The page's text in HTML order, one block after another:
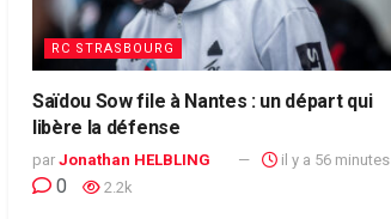
RC STRASBOURG
Saïdou Sow file à Nantes : un départ qui
libère la défense
par Jonathan HELBLING il y a 56 minutes
0 2.2k